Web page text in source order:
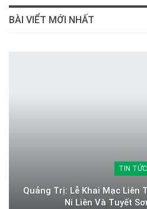
BÀI VIỂT MỚI NHẤT
TIN TỨC
Quảng Trị: Lễ Khai Mạc Liên
Ni Liên Và Tuyết